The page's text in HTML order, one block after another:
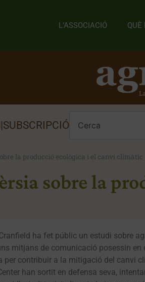
L’ASSOCIACIÓ QUÈ
|SUBSCRIPCIÓ
la producció ecològica i el canvi climàtic
sobre la
ha fet públic un estudi sobre
mitjans de comunicació posessin en
per contribuir a la mitigació del canvi
han sortit en defensa seva,